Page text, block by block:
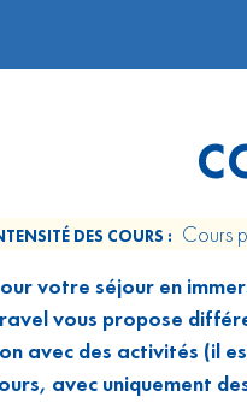
DES COURS : Cours
votre séjour en
vous propose
avec des activités (il
avec uniquement